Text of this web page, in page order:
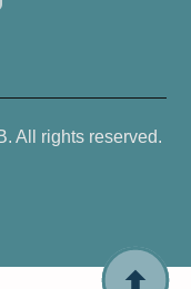
All rights reserved.